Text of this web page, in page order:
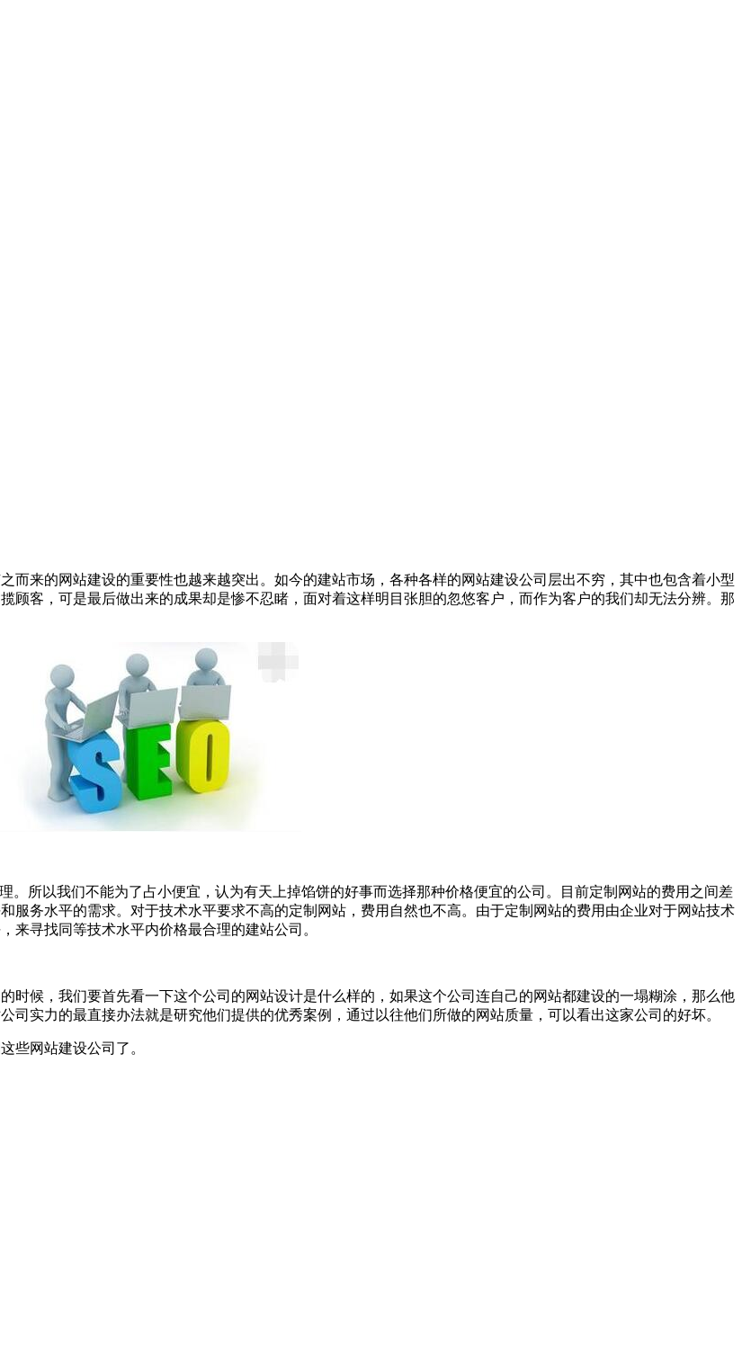
而来的网站建设的重要性也越来越突出。如今的建站市场，各种各样的网站建设公司层出不穷，其中也包含着小型
顾客，可是最后做出来的成果却是惨不忍睹，面对着这样明目张胆的忽悠客户，而作为客户的我们却无法分辨。那
。所以我们不能为了占小便宜，认为有天上掉馅饼的好事而选择那种价格便宜的公司。目前定制网站的费用之间差
服务水平的需求。对于技术水平要求不高的定制网站，费用自然也不高。由于定制网站的费用由企业对于网站技术
来寻找同等技术水平内价格最合理的建站公司。
时候，我们要首先看一下这个公司的网站设计是什么样的，如果这个公司连自己的网站都建设的一塌糊涂，那么他
实力的最直接办法就是研究他们提供的优秀案例，通过以往他们所做的网站质量，可以看出这家公司的好坏。
些网站建设公司了。